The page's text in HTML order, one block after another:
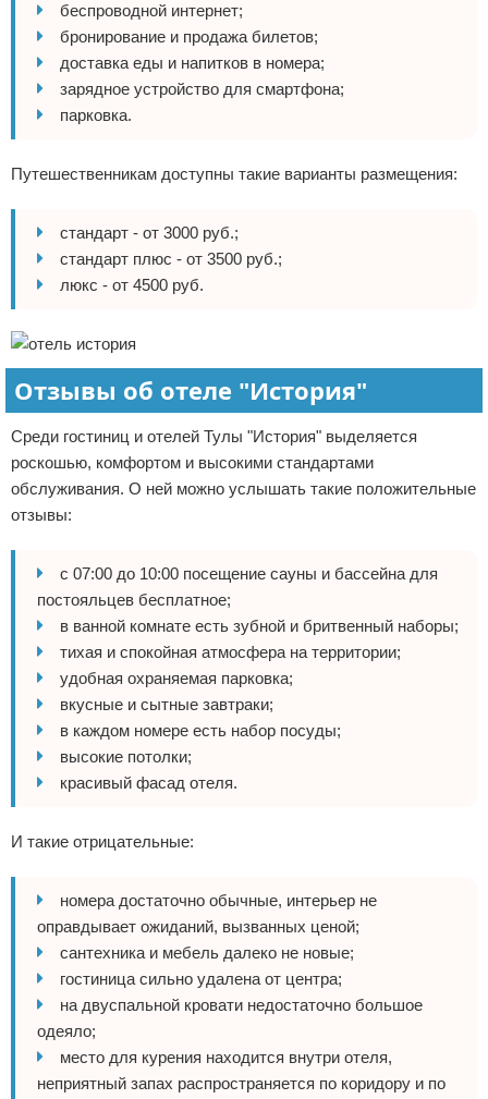
беспроводной интернет;
бронирование и продажа билетов;
доставка еды и напитков в номера;
зарядное устройство для смартфона;
парковка.
Путешественникам доступны такие варианты размещения:
стандарт - от 3000 руб.;
стандарт плюс - от 3500 руб.;
люкс - от 4500 руб.
Отзывы об отеле "История"
Среди гостиниц и отелей Тулы "История" выделяется
роскошью, комфортом и высокими стандартами
обслуживания. О ней можно услышать такие положительные
отзывы:
с 07:00 до 10:00 посещение сауны и бассейна для
постояльцев бесплатное;
в ванной комнате есть зубной и бритвенный наборы;
тихая и спокойная атмосфера на территории;
удобная охраняемая парковка;
вкусные и сытные завтраки;
в каждом номере есть набор посуды;
высокие потолки;
красивый фасад отеля.
И такие отрицательные:
номера достаточно обычные, интерьер не
оправдывает ожиданий, вызванных ценой;
сантехника и мебель далеко не новые;
гостиница сильно удалена от центра;
на двуспальной кровати недостаточно большое
одеяло;
место для курения находится внутри отеля,
неприятный запах распространяется по коридору и по